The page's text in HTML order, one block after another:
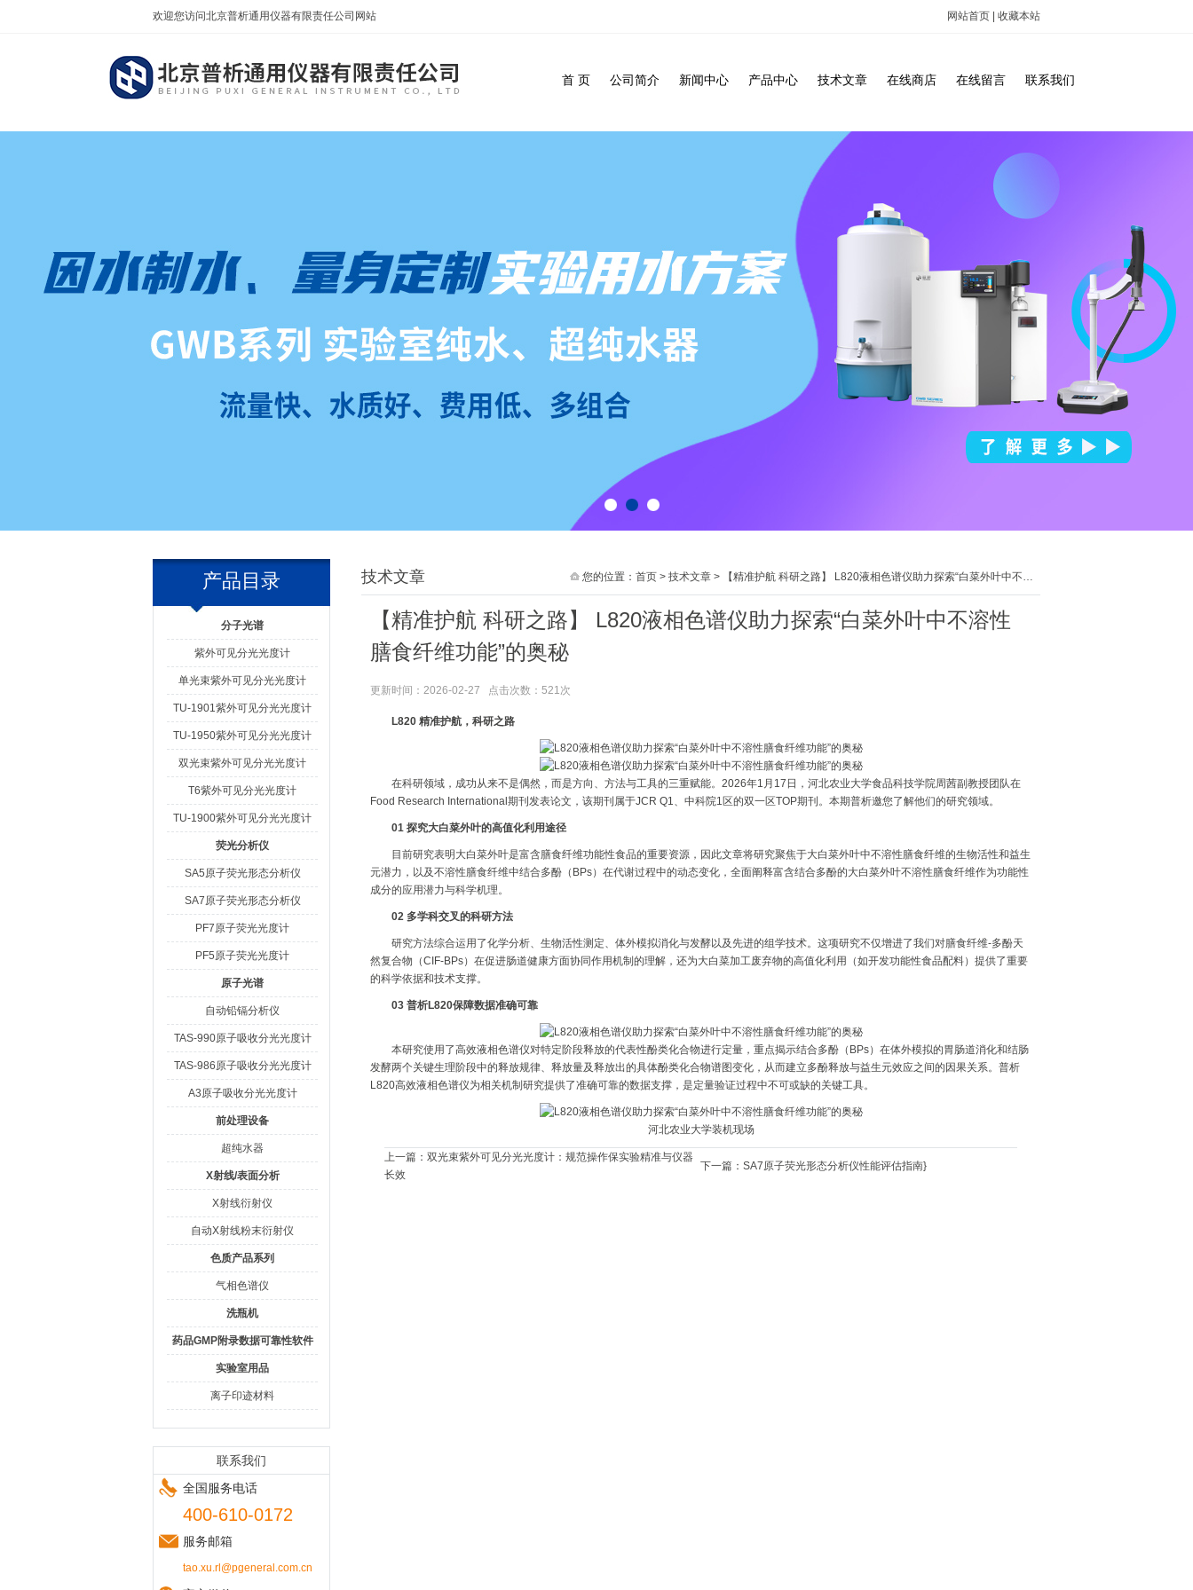
网站首页 收藏本站
欢迎您访问北京普析通用仪器有限责任公司网站
首 页 公司简介 新闻中心 产品中心 技术文章 在线商店 在线留言 联系我们
产品目录
分子光谱
紫外可见分光光度计
单光束紫外可见分光光度计
TU-1901紫外可见分光光度计
TU-1950紫外可见分光光度计
双光束紫外可见分光光度计
T6紫外可见分光光度计
TU-1900紫外可见分光光度计
荧光分析仪
SA5原子荧光形态分析仪
SA7原子荧光形态分析仪
PF7原子荧光光度计
PF5原子荧光光度计
原子光谱
自动铅镉分析仪
TAS-990原子吸收分光光度计
TAS-986原子吸收分光光度计
A3原子吸收分光光度计
前处理设备
超纯水器
X射线/表面分析
X射线衍射仪
自动X射线粉末衍射仪
色质产品系列
气相色谱仪
洗瓶机
药品GMP附录数据可靠性软件
实验室用品
离子印迹材料
联系我们
全国服务电话
400-610-0172
服务邮箱
tao.xu.rl@pgeneral.com.cn
技术文章 您的位置： 首页 > 技术文章 > 【精准护航 科研之路】 L820液相色谱仪助力探索“白菜外叶中不溶性膳食纤维功能”的奥秘
【精准护航 科研之路】 L820液相色谱仪助力探索“白菜外叶中不溶性
膳食纤维功能”的奥秘
更新时间：2026-02-27 点击次数：521次
L820 精准护航，科研之路
在科研领域，成功从来不是偶然，而是方向、方法与工具的三重赋能。2026年1月17日，河北农业大学食品科技学院周茜副教授团队在
Food Research International期刊发表论文，该期刊属于JCR Q1、中科院1区的双一区TOP期刊。本期普析邀您了解他们的研究领域。
01 探究大白菜外叶的高值化利用途径
目前研究表明大白菜外叶是富含膳食纤维功能性食品的重要资源，因此文章将研究聚焦于‌大白菜外叶中不溶性膳食纤维的生物活性和益生
元潜力，以及不溶性膳食纤维中结合多酚（BPs）在代谢过程中的动态变化，全面阐释富含结合多酚的大白菜外叶不溶性膳食纤维作为功能性
成分的应用潜力与科学机理。
02 多学科交叉的科研方法
研究方法‌综合运用了‌化学分析、生物活性测定、体外模拟消化与发酵以及先进的组学技术。这项研究不仅增进了我们对膳食纤维-多酚天
然复合物（CIF-BPs）在促进肠道健康方面协同作用机制的理解，还为‌大白菜加工废弃物的高值化利用‌（如开发功能性食品配料）提供了重要
的科学依据和技术支撑。
03 普析L820保障数据准确可靠
本研究使用了‌高效液相色谱仪‌对特定阶段释放的代表性酚类化合物进行定量，重点揭示结合多酚（BPs）在体外模拟的‌胃肠道消化‌和‌结肠
发酵‌两个关键生理阶段中的‌释放规律、释放量及释放出的具体酚类化合物谱图变化，从而建立多酚释放与益生元效应之间的因果关系‌。普析
L820高效液相色谱仪为相关机制研究提供了准确可靠的数据支撑，是定量验证过程中不可或缺的关键工具。
河北农业大学装机现场
上一篇： 双光束紫外可见分光光度计：规范操作保实验精准与仪器
长效
下一篇： SA7原子荧光形态分析仪性能评估指南}